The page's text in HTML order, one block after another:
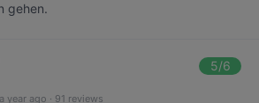
gehen.
5/6
a year ago · 91 reviews